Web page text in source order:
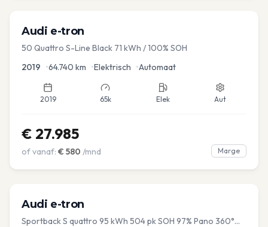
Audi e-tron
50 Quattro S-Line Black 71 kWh / 100% SOH
2019 •64.740 km •Elektrisch •Automaat
2019 65k Elek Aut
€ 27.985
of vanaf: € 580 /mnd Marge
Audi e-tron
Sportback S quattro 95 kWh 504 pk SOH 97% Pano 360°